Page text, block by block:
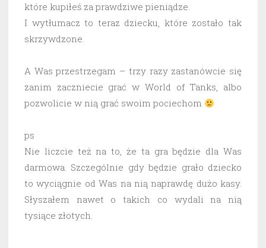
które kupiłeś za prawdziwe pieniądze.
I wytłumacz to teraz dziecku, które zostało tak
skrzywdzone.
A Was przestrzegam – trzy razy zastanówcie się
zanim zaczniecie grać w World of Tanks, albo
pozwolicie w nią grać swoim pociechom
ps
Nie liczcie też na to, że ta gra będzie dla Was
darmowa. Szczególnie gdy będzie grało dziecko
to wyciągnie od Was na nią naprawdę dużo kasy.
Słyszałem nawet o takich co wydali na nią
tysiące złotych.